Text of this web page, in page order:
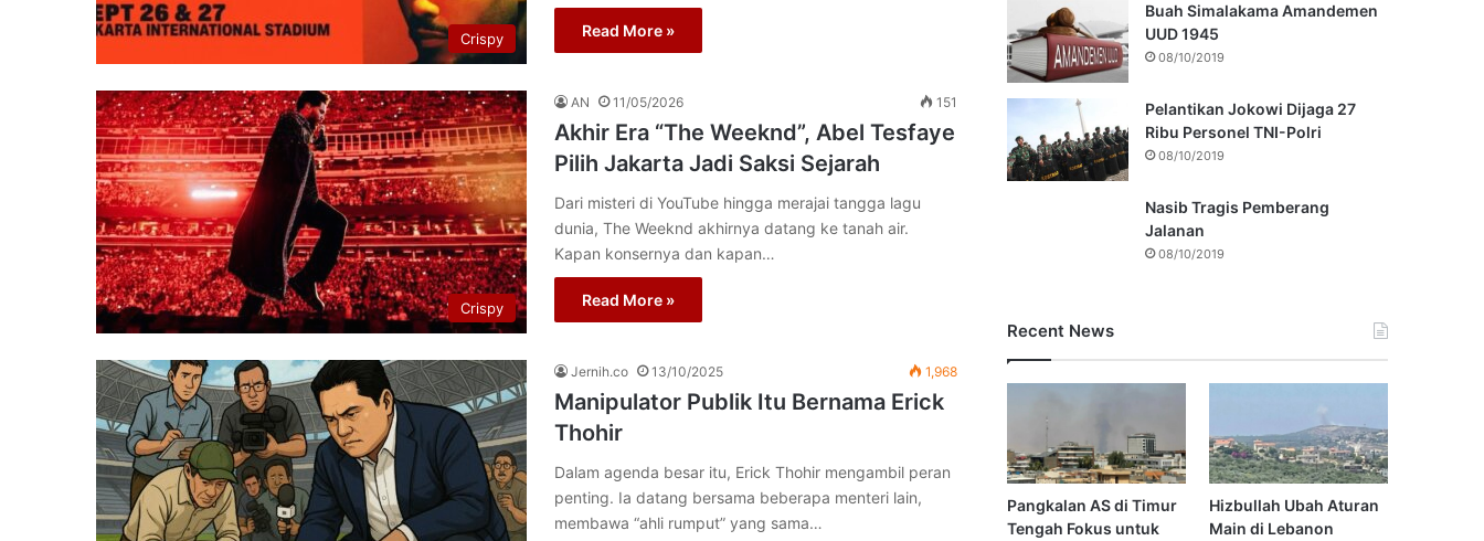
Crispy Read More »
Crispy
AN 11/05/2026 151
Akhir Era “The Weeknd”, Abel Tesfaye
Pilih Jakarta Jadi Saksi Sejarah
Dari misteri di YouTube hingga merajai tangga lagu
dunia, The Weeknd akhirnya datang ke tanah air.
Kapan konsernya dan kapan…
Read More »
Jernih.co 13/10/2025 1,968
Manipulator Publik Itu Bernama Erick
Thohir
Dalam agenda besar itu, Erick Thohir mengambil peran
penting. Ia datang bersama beberapa menteri lain,
membawa “ahli rumput” yang sama…
Buah Simalakama Amandemen
UUD 1945
08/10/2019
Pelantikan Jokowi Dijaga 27
Ribu Personel TNI-Polri
08/10/2019
Nasib Tragis Pemberang
Jalanan
08/10/2019
Recent News
Pangkalan AS di Timur
Tengah Fokus untuk
Hizbullah Ubah Aturan
Main di Lebanon